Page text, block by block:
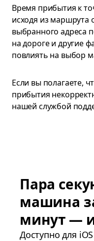
Время прибытия к
исходя из маршрута
выбранного адреса
на дороге и другие
повлиять на выбор
Если вы полагаете,
прибытия
нашей службой
Пара
машина
минут —
Доступно для